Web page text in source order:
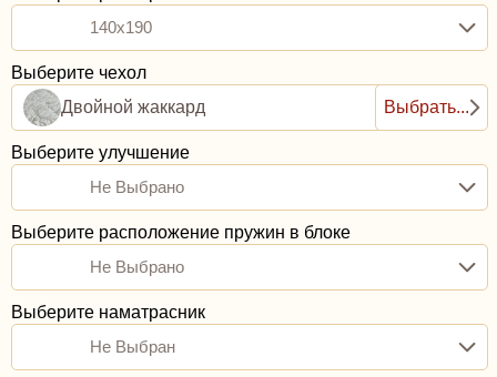
140x190
Выберите чехол
Двойной жаккард
Выбрать...
Выберите улучшение
Не Выбрано
Выберите расположение пружин в блоке
Не Выбрано
Выберите наматрасник
Не Выбран